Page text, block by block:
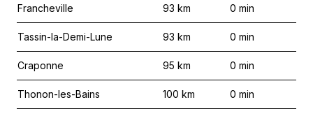
Francheville 93 km 0 min
Tassin-la-Demi-Lune 93 km 0 min
Craponne 95 km 0 min
Thonon-les-Bains 100 km 0 min